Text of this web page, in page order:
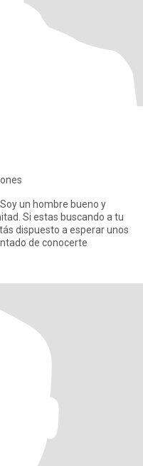
un hombre bueno y
Si estas buscando a tu
dispuesto a esperar unos
de conocerte